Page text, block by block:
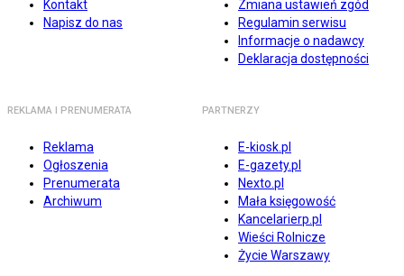
Kontakt
Napisz do nas
Zmiana ustawień zgód
Regulamin serwisu
Informacje o nadawcy
Deklaracja dostępności
REKLAMA I PRENUMERATA
Reklama
Ogłoszenia
Prenumerata
Archiwum
PARTNERZY
E-kiosk.pl
E-gazety.pl
Nexto.pl
Mała księgowość
Kancelarierp.pl
Wieści Rolnicze
Życie Warszawy